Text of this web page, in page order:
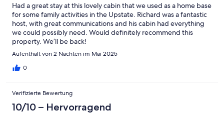
Had a great stay at this lovely cabin that we used as a home base
for some family activities in the Upstate. Richard was a fantastic
host, with great communications and his cabin had everything
we could possibly need. Would definitely recommend this
property. We’ll be back!
Aufenthalt von 2 Nächten im Mai 2025
0
Verifizierte Bewertung
10/10 – Hervorragend